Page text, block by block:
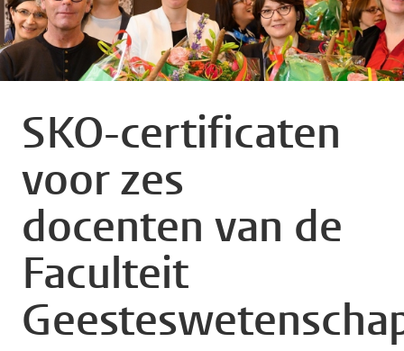
SKO-certificaten
voor zes
docenten van de
Faculteit